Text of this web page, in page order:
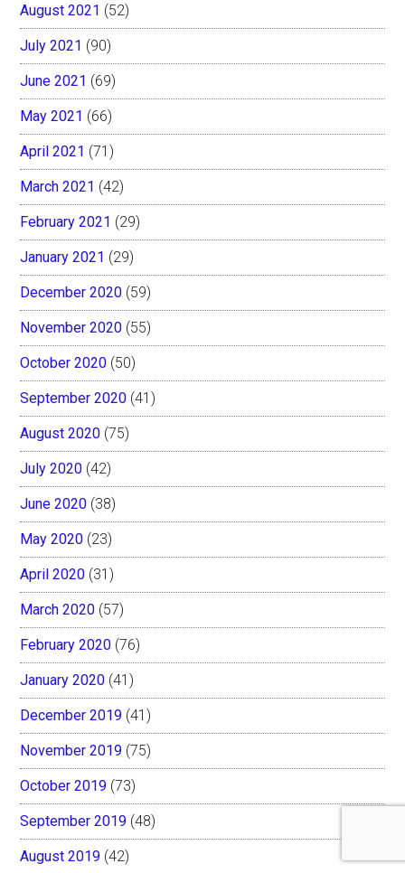
August 2021 (52)
July 2021 (90)
June 2021 (69)
May 2021 (66)
April 2021 (71)
March 2021 (42)
February 2021 (29)
January 2021 (29)
December 2020 (59)
November 2020 (55)
October 2020 (50)
September 2020 (41)
August 2020 (75)
July 2020 (42)
June 2020 (38)
May 2020 (23)
April 2020 (31)
March 2020 (57)
February 2020 (76)
January 2020 (41)
December 2019 (41)
November 2019 (75)
October 2019 (73)
September 2019 (48)
August 2019 (42)